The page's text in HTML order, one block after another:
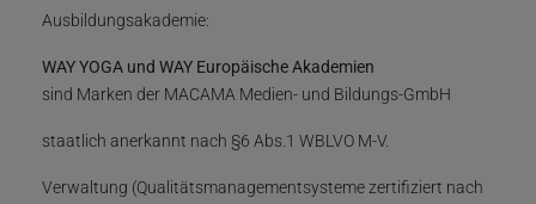
Ausbildungsakademie:
WAY YOGA und WAY Europäische Akademien
sind Marken der MACAMA Medien- und Bildungs-GmbH
staatlich anerkannt nach §6 Abs.1 WBLVO M-V.
Verwaltung (Qualitätsmanagementsysteme zertifiziert nach